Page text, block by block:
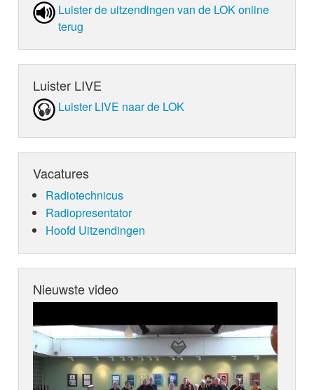
Luister de uit­zen­din­gen van de LOK online
terug
Luister LIVE
Luister LIVE naar de LOK
Vacatures
Radiotechnicus
Radiopresentator
Hoofd Uitzendingen
Nieuwste video